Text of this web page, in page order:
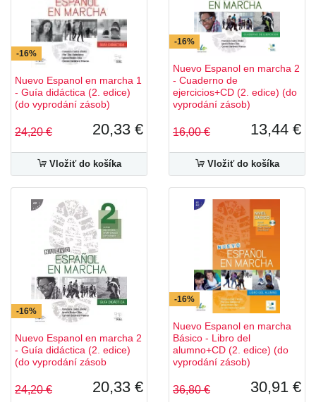
-16%
Nuevo Espanol en marcha 1
- Guía didáctica (2. edice)
(do vyprodání zásob)
24,20 € 20,33 €
Vložiť do košíka
-16%
Nuevo Espanol en marcha 2
- Cuaderno de
ejercicios+CD (2. edice) (do
vyprodání zásob)
16,00 € 13,44 €
Vložiť do košíka
-16%
Nuevo Espanol en marcha 2
- Guía didáctica (2. edice)
(do vyprodání zásob
24,20 € 20,33 €
-16%
Nuevo Espanol en marcha
Básico - Libro del
alumno+CD (2. edice) (do
vyprodání zásob)
36,80 € 30,91 €